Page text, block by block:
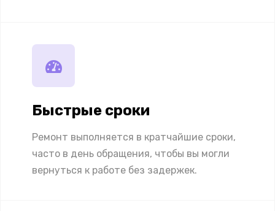
Быстрые сроки
Ремонт выполняется в кратчайшие сроки,
часто в день обращения, чтобы вы могли
вернуться к работе без задержек.